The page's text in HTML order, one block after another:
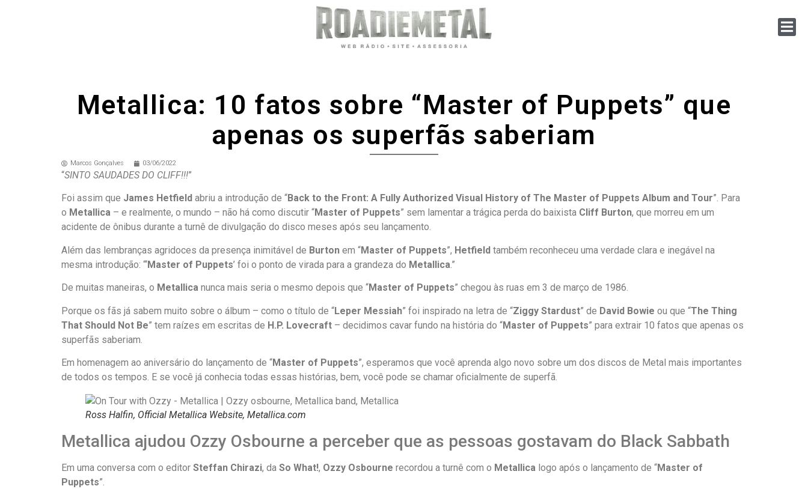
Metallica: 10 fatos sobre “Master of Puppets” que
apenas os superfãs saberiam
Marcos Gonçalves 03/06/2022
“SINTO SAUDADES DO CLIFF!!!”
Foi assim que James Hetfield abriu a introdução de “Back to the Front: A Fully Authorized Visual History of The Master of Puppets Album and Tour”. Para
o Metallica – e realmente, o mundo – não há como discutir “Master of Puppets” sem lamentar a trágica perda do baixista Cliff Burton, que morreu em um
acidente de ônibus durante a turnê de divulgação do disco meses após seu lançamento.
Além das lembranças agridoces da presença inimitável de Burton em “Master of Puppets”, Hetfield também reconheceu uma verdade clara e inegável na
mesma introdução: “‘Master of Puppets’ foi o ponto de virada para a grandeza do Metallica.”
De muitas maneiras, o Metallica nunca mais seria o mesmo depois que “Master of Puppets” chegou às ruas em 3 de março de 1986.
Porque os fãs já sabem muito sobre o álbum – como o título de “Leper Messiah” foi inspirado na letra de “Ziggy Stardust” de David Bowie ou que “The Thing
That Should Not Be” tem raízes em escritas de H.P. Lovecraft – decidimos cavar fundo na história do “Master of Puppets” para extrair 10 fatos que apenas os
superfãs saberiam.
Em homenagem ao aniversário do lançamento de “Master of Puppets”, esperamos que você aprenda algo novo sobre um dos discos de Metal mais importantes
de todos os tempos. E se você já conhecia todas essas histórias, bem, você pode se chamar oficialmente de superfã.
Ross Halfin, Official Metallica Website, Metallica.com
Metallica ajudou Ozzy Osbourne a perceber que as pessoas gostavam do Black Sabbath
Em uma conversa com o editor Steffan Chirazi, da So What!, Ozzy Osbourne recordou a turnê com o Metallica logo após o lançamento de “Master of
Puppets”.